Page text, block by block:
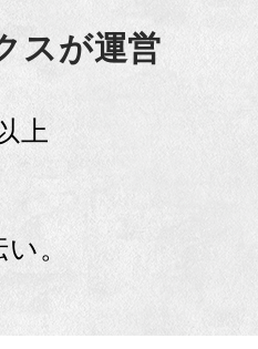
スが運営
上
。